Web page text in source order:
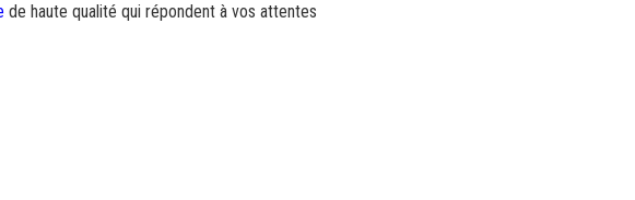
de haute qualité qui répondent à vos attentes